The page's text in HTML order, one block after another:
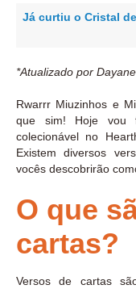
Já curtiu o Cristal
*Atualizado por
Rwarrr Miuzinhos e
que sim! Hoje vou
colecionável no
Existem diversos
vocês descobrirão
O que
cartas?
Versos de cartas